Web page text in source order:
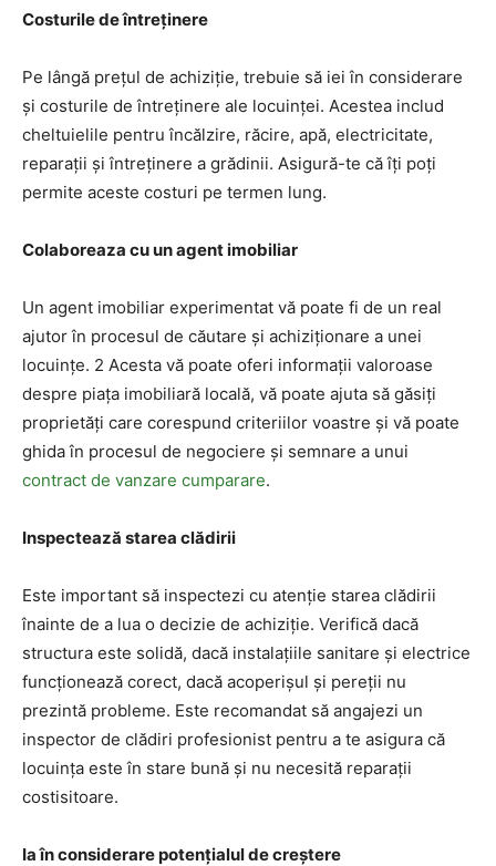
Costurile de întreținere
Pe lângă prețul de achiziție, trebuie să iei în considerare
și costurile de întreținere ale locuinței. Acestea includ
cheltuielile pentru încălzire, răcire, apă, electricitate,
reparații și întreținere a grădinii. Asigură-te că îți poți
permite aceste costuri pe termen lung.
Colaboreaza cu un agent imobiliar
Un agent imobiliar experimentat vă poate fi de un real
ajutor în procesul de căutare și achiziționare a unei
locuințe. 2 Acesta vă poate oferi informații valoroase
despre piața imobiliară locală, vă poate ajuta să găsiți
proprietăți care corespund criteriilor voastre și vă poate
ghida în procesul de negociere și semnare a unui
contract de vanzare cumparare.
Inspectează starea clădirii
Este important să inspectezi cu atenție starea clădirii
înainte de a lua o decizie de achiziție. Verifică dacă
structura este solidă, dacă instalațiile sanitare și electrice
funcționează corect, dacă acoperișul și pereții nu
prezintă probleme. Este recomandat să angajezi un
inspector de clădiri profesionist pentru a te asigura că
locuința este în stare bună și nu necesită reparații
costisitoare.
Ia în considerare potențialul de creștere